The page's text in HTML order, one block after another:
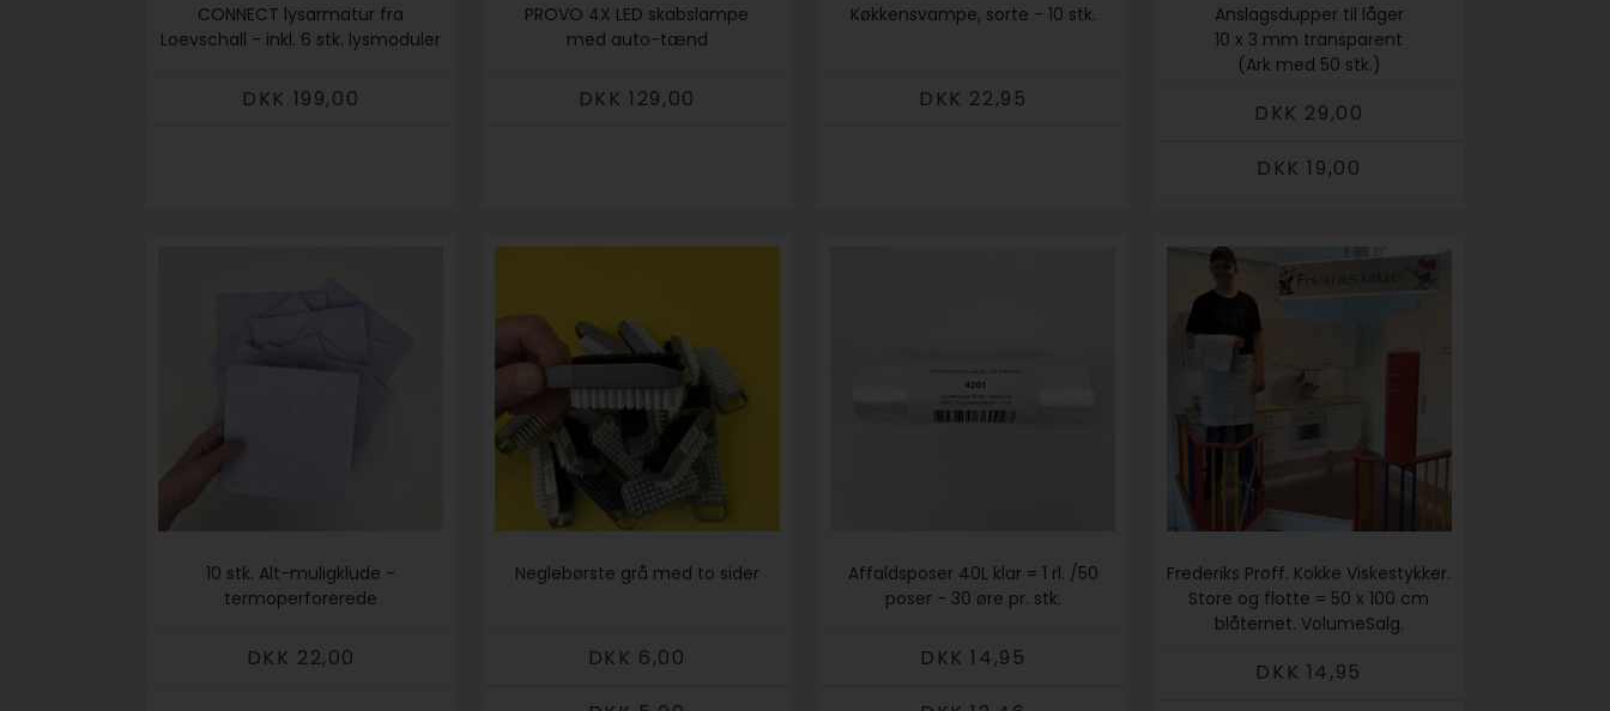
CONNECT lysarmatur fra
Loevschall - inkl. 6 stk. lysmoduler
DKK 199,00
PROVO 4X LED skabslampe
med auto-tænd
DKK 129,00
Køkkensvampe, sorte - 10 stk.
DKK 22,95
Anslagsdupper til låger
10 x 3 mm transparent
(Ark med 50 stk.)
DKK 29,00
DKK 19,00
10 stk. Alt-muligklude -
termoperforerede
DKK 22,00
Neglebørste grå med to sider
DKK 6,00
Affaldsposer 40L klar = 1 rl. /50
poser - 30 øre pr. stk.
DKK 14,95
Frederiks Proff. Kokke Viskestykker.
Store og flotte = 50 x 100 cm
blåternet. VolumeSalg.
DKK 14,95